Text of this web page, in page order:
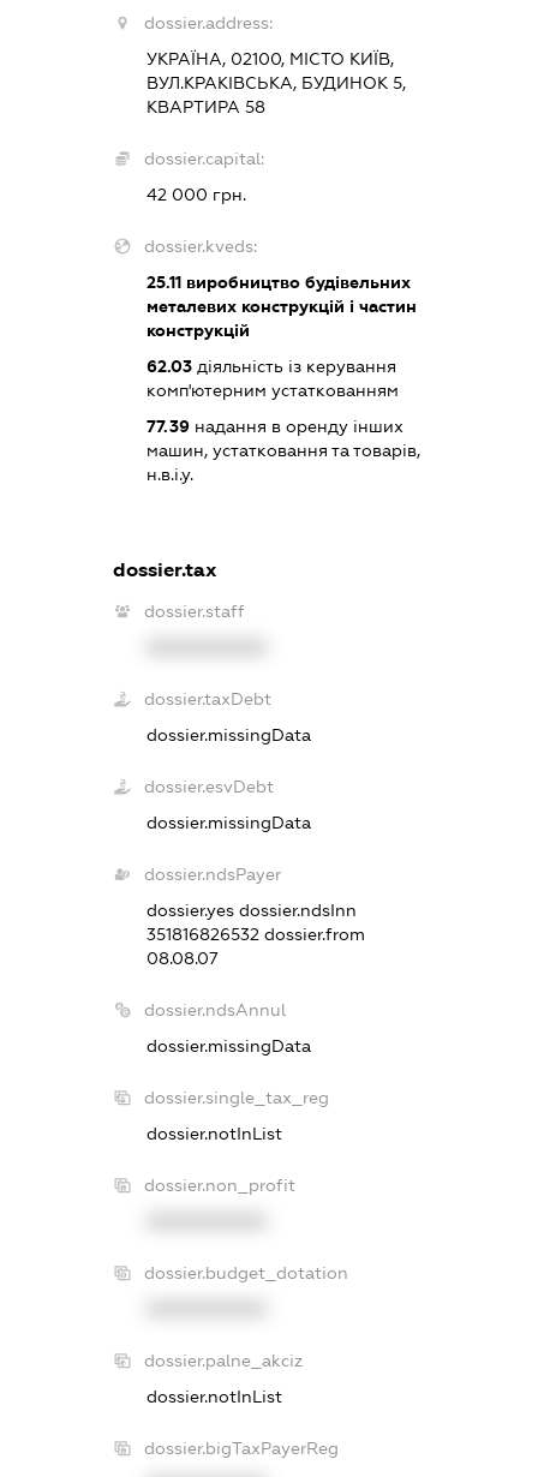
dossier.address:
УКРАЇНА, 02100, МІСТО КИЇВ,
ВУЛ.КРАКІВСЬКА, БУДИНОК 5,
КВАРТИРА 58
dossier.capital:
42 000 грн.
dossier.kveds:
25.11 виробництво будівельних
металевих конструкцій і частин
конструкцій
62.03 діяльність із керування
комп'ютерним устаткованням
77.39 надання в оренду інших
машин, устатковання та товарів,
н.в.і.у.
dossier.tax
dossier.staff
dossier.taxDebt
dossier.missingData
dossier.esvDebt
dossier.missingData
dossier.ndsPayer
dossier.yesdossier.ndsInn
351816826532dossier.from
08.08.07
dossier.ndsAnnul
dossier.missingData
dossier.single_tax_reg
dossier.notInList
dossier.non_profit
dossier.budget_dotation
dossier.palne_akciz
dossier.notInList
dossier.bigTaxPayerReg